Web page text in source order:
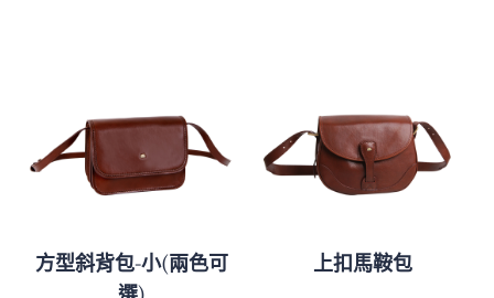
方型斜背包-小(兩色可
上扣馬鞍包